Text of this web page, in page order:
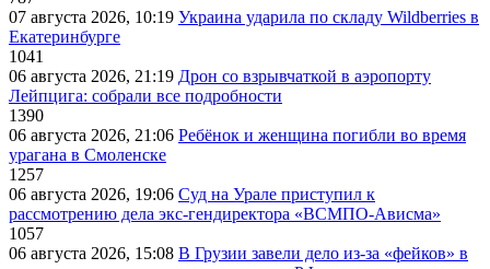
07 августа 2026, 10:19 Украина ударила по складу Wildberries в
Екатеринбурге
1041
06 августа 2026, 21:19 Дрон со взрывчаткой в аэропорту
Лейпцига: собрали все подробности
1390
06 августа 2026, 21:06 Ребёнок и женщина погибли во время
урагана в Смоленске
1257
06 августа 2026, 19:06 Суд на Урале приступил к
рассмотрению дела экс-гендиректора «ВСМПО-Ависма»
1057
06 августа 2026, 15:08 В Грузии завели дело из-за «фейков» в